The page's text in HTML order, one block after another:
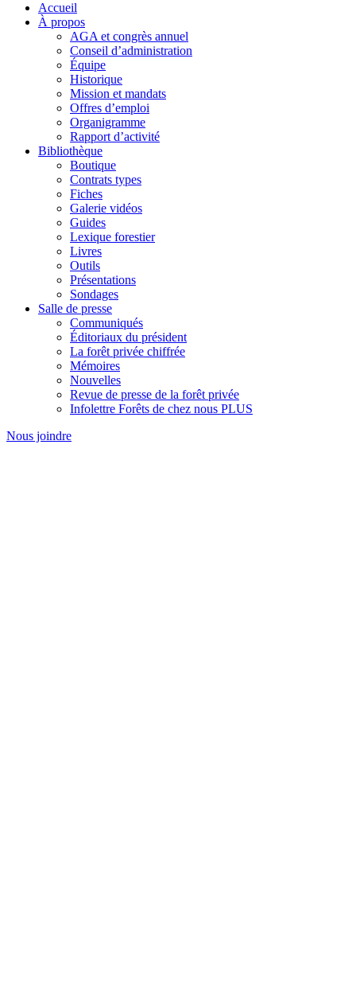
Accueil
À propos
AGA et congrès annuel
Conseil d’administration
Équipe
Historique
Mission et mandats
Offres d’emploi
Organigramme
Rapport d’activité
Bibliothèque
Boutique
Contrats types
Fiches
Galerie vidéos
Guides
Lexique forestier
Livres
Outils
Présentations
Sondages
Salle de presse
Communiqués
Éditoriaux du président
La forêt privée chiffrée
Mémoires
Nouvelles
Revue de presse de la forêt privée
Infolettre Forêts de chez nous PLUS
Nous joindre